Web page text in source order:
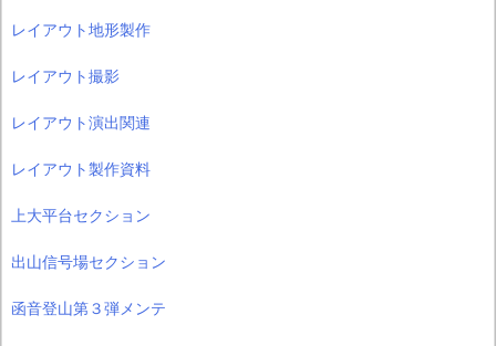
レイアウト地形製作
レイアウト撮影
レイアウト演出関連
レイアウト製作資料
上大平台セクション
出山信号場セクション
函音登山第３弾メンテ